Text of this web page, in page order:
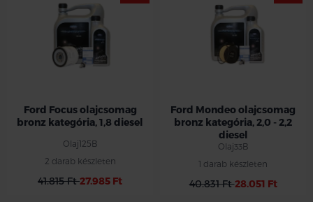
Ford Focus olajcsomag
bronz kategória, 1,8 diesel
Olaj125B
2 darab készleten
41.815 Ft27.985 Ft
Ford Mondeo olajcsomag
bronz kategória, 2,0 - 2,2
diesel
Olaj33B
1 darab készleten
40.831 Ft28.051 Ft